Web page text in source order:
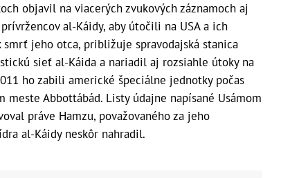
objavil na viacerých zvukových záznamoch aj
al-Káidy, aby útočili na USA a ich
jeho otca, približuje spravodajská stanica
sieť al-Káida a nariadil aj rozsiahle útoky na
ho zabili americké špeciálne jednotky počas
meste Abbottábád. Listy údajne napísané Usámom
práve Hamzu, považovaného za jeho
al-Káidy neskôr nahradil.